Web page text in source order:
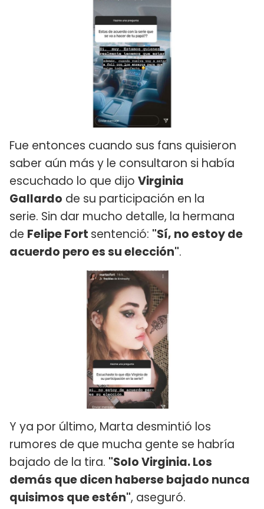
Fue entonces cuando sus fans quisieron
saber aún más y le consultaron si había
escuchado lo que dijo Virginia
Gallardo de su participación en la
serie. Sin dar mucho detalle, la hermana
de Felipe Fort sentenció: "Sí, no estoy de
acuerdo pero es su elección".
Y ya por último, Marta desmintió los
rumores de que mucha gente se habría
bajado de la tira. "Solo Virginia. Los
demás que dicen haberse bajado nunca
quisimos que estén", aseguró.